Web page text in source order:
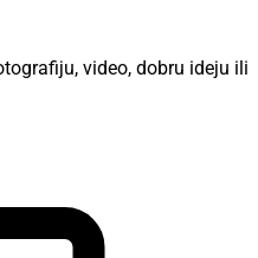
video, dobru ideju ili